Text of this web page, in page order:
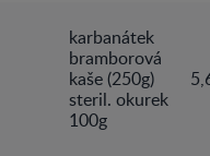
karbanátek
bramborová
kaše (250g)
steril. okurek
100g